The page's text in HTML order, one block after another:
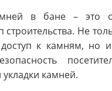
в бане – это
строительства. Не
к камням, но и
камней.